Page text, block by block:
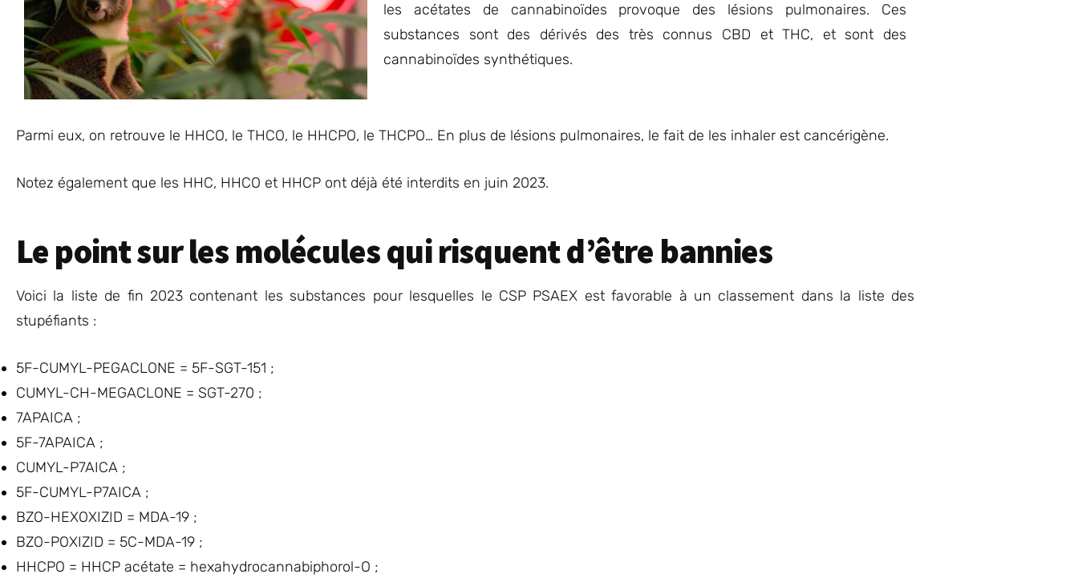
les acétates de cannabinoïdes provoque des lésions pulmonaires. Ces
substances sont des dérivés des très connus CBD et THC, et sont des
cannabinoïdes synthétiques.
Parmi eux, on retrouve le HHCO, le THCO, le HHCPO, le THCPO… En plus de lésions pulmonaires, le fait de les inhaler est cancérigène.
Notez également que les HHC, HHCO et HHCP ont déjà été interdits en juin 2023.
Le point sur les molécules qui risquent d’être bannies
Voici la liste de fin 2023 contenant les substances pour lesquelles le CSP PSAEX est favorable à un classement dans la liste des
stupéfiants :
5F-CUMYL-PEGACLONE = 5F-SGT-151 ;
CUMYL-CH-MEGACLONE = SGT-270 ;
7APAICA ;
5F-7APAICA ;
CUMYL-P7AICA ;
5F-CUMYL-P7AICA ;
BZO-HEXOXIZID = MDA-19 ;
BZO-POXIZID = 5C-MDA-19 ;
HHCPO = HHCP acétate = hexahydrocannabiphorol-O ;